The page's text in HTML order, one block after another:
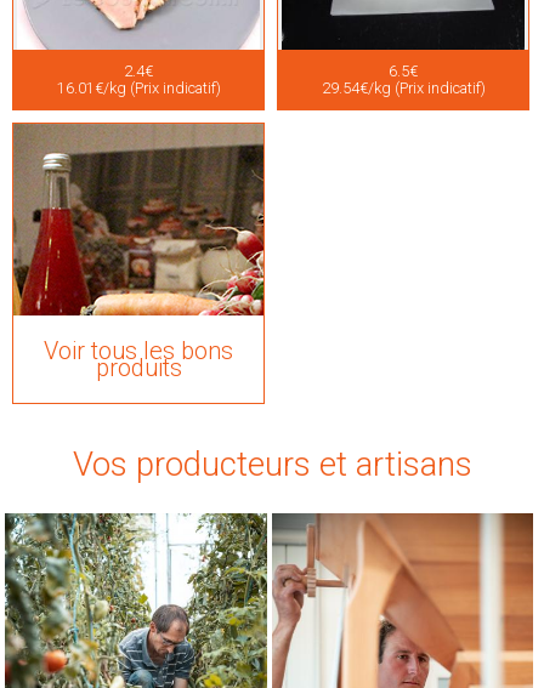
2.4€
16.01€/kg (Prix indicatif)
6.5€
29.54€/kg (Prix indicatif)
Voir tous les bons
produits
Vos producteurs et artisans